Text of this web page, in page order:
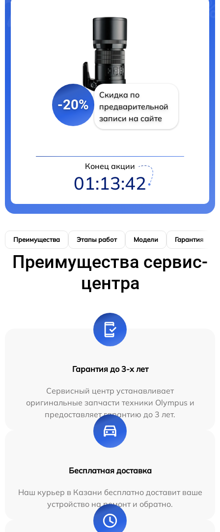
-20%
Скидка по
предварительной
записи на сайте
Конец акции
01:13:41
Преимущества Этапы работ Модели Гарантия
Преимущества сервис-
центра
Гарантия до 3-х лет
Сервисный центр устанавливает
оригинальные запчасти техники Olympus и
предоставляет гарантию до 3 лет.
Бесплатная доставка
Наш курьер в Казани бесплатно доставит ваше
устройство на ремонт и обратно.